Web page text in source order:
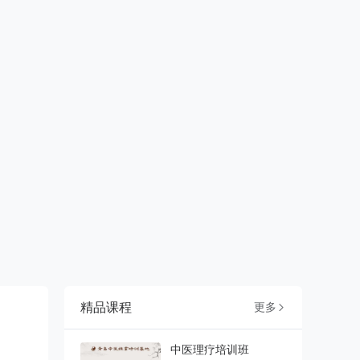
精品课程 更多 
中医理疗培训班